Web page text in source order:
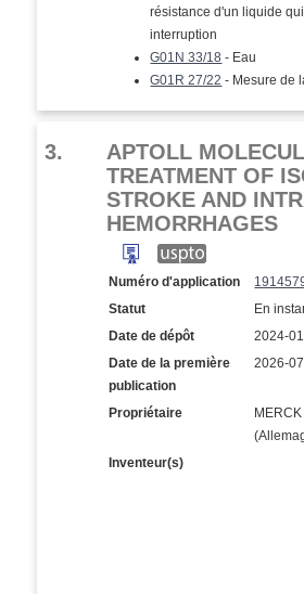
résistance d'un liquide
interruption
G01N 33/18 - Eau
G01R 27/22 - Mesure de
3.
APTOLL
TREATMENT OF
STROKE AND
HEMORRHAGES
Numéro d'application
Statut
En
Date de dépôt
2024-
Date de la première
publication
2026-
Propriétaire
Inventeur(s)